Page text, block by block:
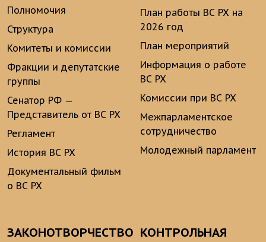
Полномочия
Структура
Комитеты и комиссии
Фракции и депутатские
группы
Сенатор РФ —
Представитель от ВС РХ
Регламент
История ВС РХ
Документальный фильм
о ВС РХ
План работы ВС РХ на
2026 год
План мероприятий
Информация о работе
ВС РХ
Комиссии при ВС РХ
Межпарламентское
сотрудничество
Молодежный парламент
ЗАКОНОТВОРЧЕСТВО КОНТРОЛЬНАЯ